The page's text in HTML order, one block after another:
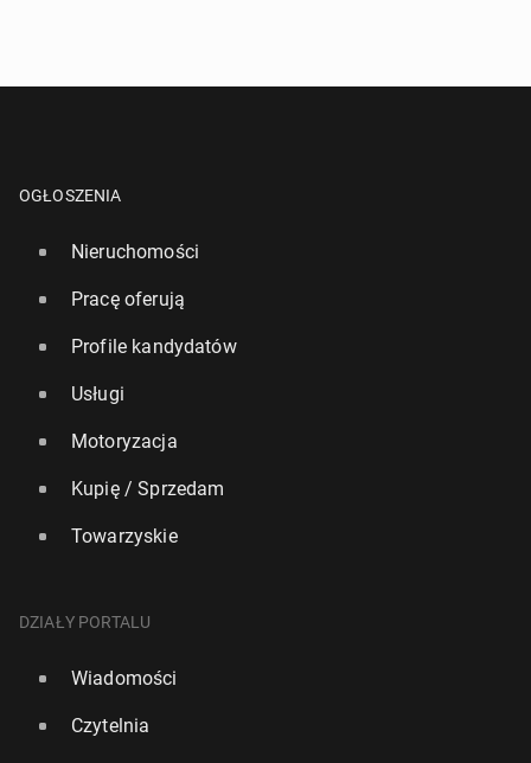
OGŁOSZENIA
Nieruchomości
Pracę oferują
Profile kandydatów
Usługi
Motoryzacja
Kupię / Sprzedam
Towarzyskie
DZIAŁY PORTALU
Wiadomości
Czytelnia